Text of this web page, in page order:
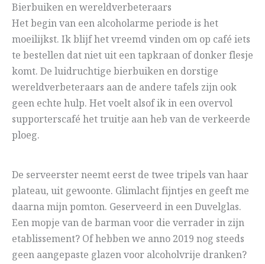
Bierbuiken en wereldverbeteraars
Het begin van een alcoholarme periode is het
moeilijkst. Ik blijf het vreemd vinden om op café iets
te bestellen dat niet uit een tapkraan of donker flesje
komt. De luidruchtige bierbuiken en dorstige
wereldverbeteraars aan de andere tafels zijn ook
geen echte hulp. Het voelt alsof ik in een overvol
supporterscafé het truitje aan heb van de verkeerde
ploeg.
De serveerster neemt eerst de twee tripels van haar
plateau, uit gewoonte. Glimlacht fijntjes en geeft me
daarna mijn pomton. Geserveerd in een Duvelglas.
Een mopje van de barman voor die verrader in zijn
etablissement? Of hebben we anno 2019 nog steeds
geen aangepaste glazen voor alcoholvrije dranken?